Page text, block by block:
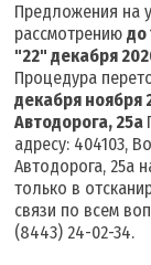
Предложения на
рассмотрениюдо
"22" декабря
Процедура
декабря ноября
Автодорога, 25а
адресу: 404103,
Автодорога, 25а
только в
связи по всем
(8443) 24-02-34.